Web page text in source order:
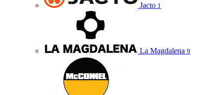
Jacto 1
La Magdalena 9